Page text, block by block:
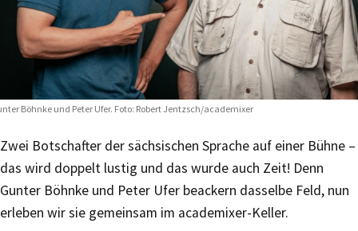
Böhnke und Peter Ufer. Foto: Robert Jentzsch/academixer
Zwei Botschafter der sächsischen Sprache auf einer Bühne –
das wird doppelt lustig und das wurde auch Zeit! Denn
Gunter Böhnke und Peter Ufer beackern dasselbe Feld, nun
erleben wir sie gemeinsam im academixer-Keller.